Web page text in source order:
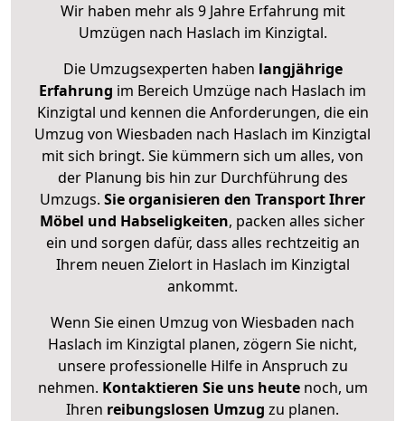
Wir haben mehr als 9 Jahre Erfahrung mit
Umzügen nach Haslach im Kinzigtal.
Die Umzugsexperten haben langjährige
Erfahrung im Bereich Umzüge nach Haslach im
Kinzigtal und kennen die Anforderungen, die ein
Umzug von Wiesbaden nach Haslach im Kinzigtal
mit sich bringt. Sie kümmern sich um alles, von
der Planung bis hin zur Durchführung des
Umzugs. Sie organisieren den Transport Ihrer
Möbel und Habseligkeiten, packen alles sicher
ein und sorgen dafür, dass alles rechtzeitig an
Ihrem neuen Zielort in Haslach im Kinzigtal
ankommt.
Wenn Sie einen Umzug von Wiesbaden nach
Haslach im Kinzigtal planen, zögern Sie nicht,
unsere professionelle Hilfe in Anspruch zu
nehmen. Kontaktieren Sie uns heutenoch, um
Ihren reibungslosen Umzug zu planen.